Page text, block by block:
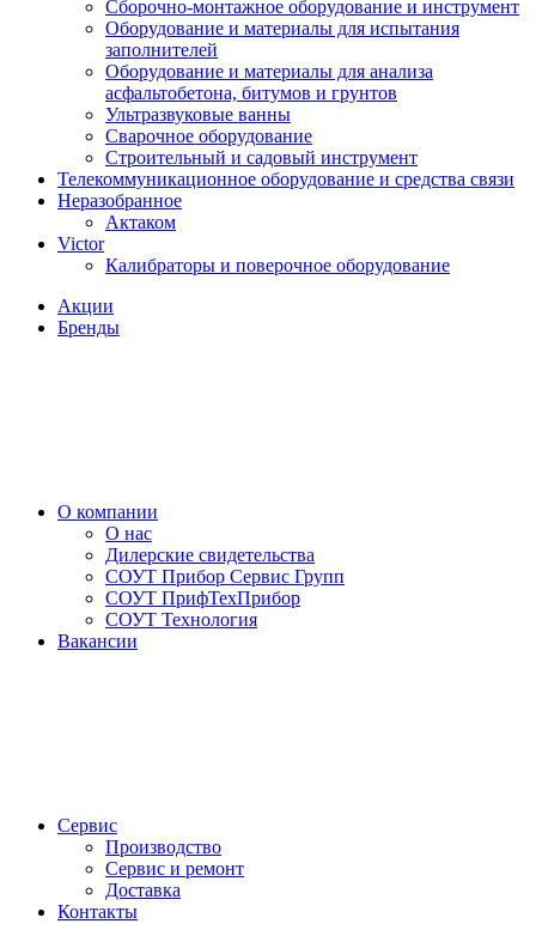
Сборочно-монтажное оборудование и инструмент
Оборудование и материалы для испытания
заполнителей
Оборудование и материалы для анализа
асфальтобетона, битумов и грунтов
Ультразвуковые ванны
Сварочное оборудование
Строительный и садовый инструмент
Телекоммуникационное оборудование и средства связи
Неразобранное
Актаком
Victor
Калибраторы и поверочное оборудование
Акции
Бренды
О компании
О нас
Дилерские свидетельства
СОУТ Прибор Сервис Групп
СОУТ ПрифТехПрибор
СОУТ Технология
Вакансии
Сервис
Производство
Сервис и ремонт
Доставка
Контакты